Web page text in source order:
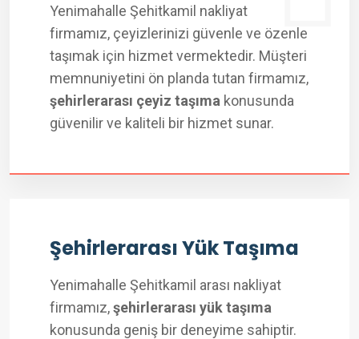
Yenimahalle Şehitkamil nakliyat
firmamız, çeyizlerinizi güvenle ve özenle
taşımak için hizmet vermektedir. Müşteri
memnuniyetini ön planda tutan firmamız,
şehirlerarası çeyiz taşıma konusunda
güvenilir ve kaliteli bir hizmet sunar.
Şehirlerarası Yük Taşıma
Yenimahalle Şehitkamil arası nakliyat
firmamız,şehirlerarası yük taşıma
konusunda geniş bir deneyime sahiptir.